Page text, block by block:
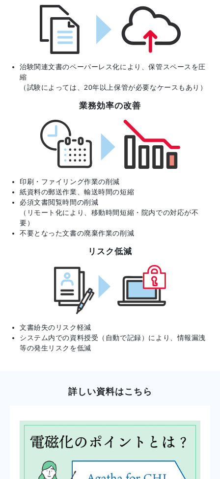
治験関連文書のペーパーレス化により、保管スペースを圧
縮
（試験によっては、20年以上保管が必要なケースもあり）
業務効率の改善
印刷・ファイリング作業の削減
紙資料の郵送作業、輸送時間の短縮
必須文書閲覧時間の削減
（リモート化により、移動時間短縮・院内での対応が不
要）
不要となった文書の廃棄作業の削減
リスク低減
文書紛失のリスク軽減
システム内での資料授受（自動で記録）により、情報漏洩
等の発生リスクを低減
詳しい資料はこちら